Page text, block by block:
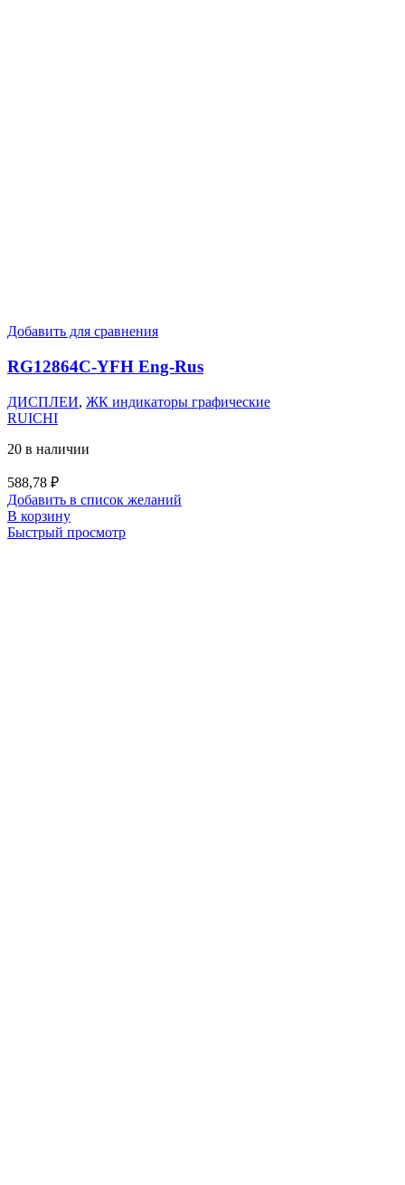
Добавить для сравнения
RG12864C-YFH Eng-Rus
ДИСПЛЕИ, ЖК индикаторы графические
RUICHI
20 в наличии
588,78 ₽
Добавить в список желаний
В корзину
Быстрый просмотр